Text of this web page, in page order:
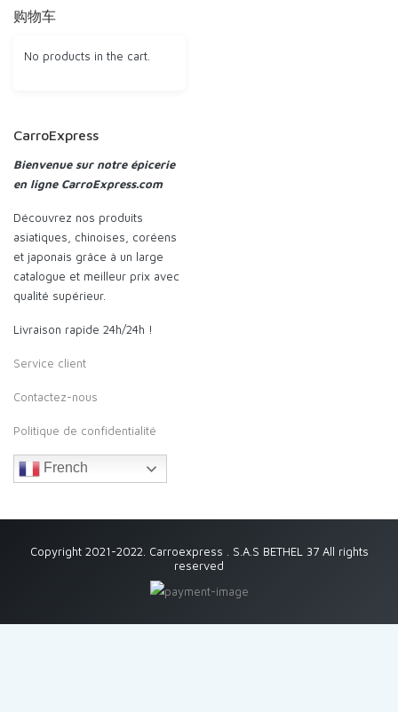
购物车
No products in the cart.
CarroExpress
Bienvenue sur notre épicerie
en ligne CarroExpress.com
Découvrez nos produits
asiatiques, chinoises, coréens
et japonais grâce à un large
catalogue et meilleur prix avec
qualité supérieur.
Livraison rapide 24h/24h !
Service client
Contactez-nous
Politique de confidentialité
French
Copyright 2021-2022. Carroexpress . S.A.S BETHEL 37 All rights
reserved